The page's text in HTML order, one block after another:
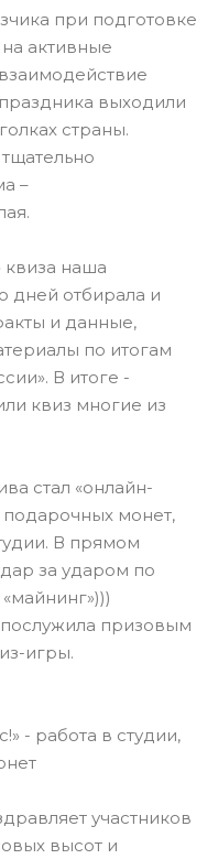
при подготовке
активные
выходили
страны.
–
квиза наша
дней отбирала и
и данные,
по итогам
В итоге -
квиз многие из
стал «онлайн-
монет,
В прямом
за ударом по
призовым
игры.
- работа в студии,
участников
высот и